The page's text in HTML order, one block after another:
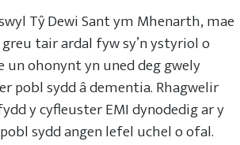
Tŷ Dewi Sant ym Mhenarth, mae
tair ardal fyw sy’n ystyriol o
un ohonynt yn uned deg gwely
pobl sydd â dementia. Rhagwelir
y cyfleuster EMI dynodedig ar y
sydd angen lefel uchel o ofal.